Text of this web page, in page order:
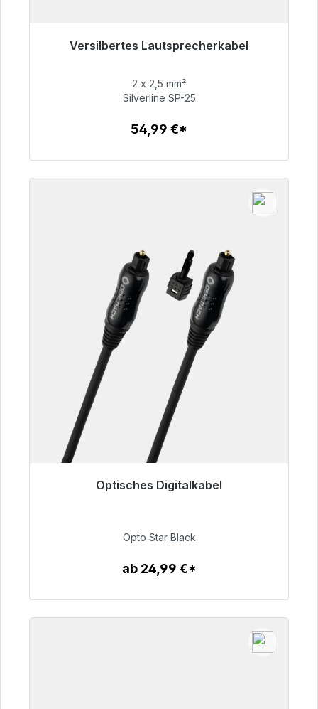
Versilbertes Lautsprecherkabel
54,99 €
2 x 2,5 mm²
Silverline SP-25
54,99 €*
Optisches Digitalkabel
93,00 €
Opto Star Black
ab 24,99 €*